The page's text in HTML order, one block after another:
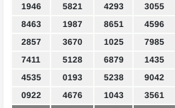
1946
5821 4293 3055
8463
1987 8651 4596
2857
3670 1025 7985
7411
5128 6879 1435
4535
0193 5238 9042
0922
4676 1043 3561